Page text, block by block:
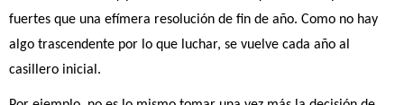
fuertes que una efímera resolución de fin de año. Como no hay
algo trascendente por lo que luchar, se vuelve cada año al
casillero inicial.